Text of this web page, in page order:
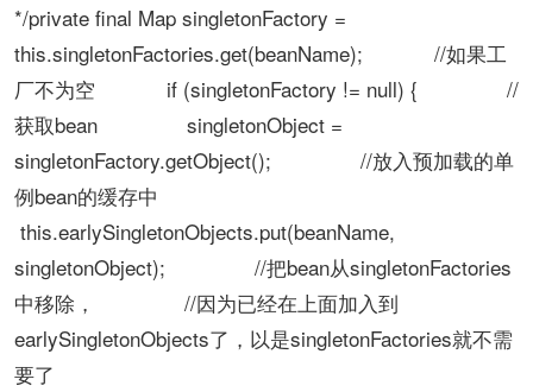
*/private final Map singletonFactory =
this.singletonFactories.get(beanName); //如果工
厂不为空 if (singletonFactory != null) { //
获取bean singletonObject =
singletonFactory.getObject(); //放入预加载的单
例bean的缓存中
this.earlySingletonObjects.put(beanName,
singletonObject); //把bean从singletonFactories
中移除， //因为已经在上面加入到
earlySingletonObjects了，以是singletonFactories就不需
要了